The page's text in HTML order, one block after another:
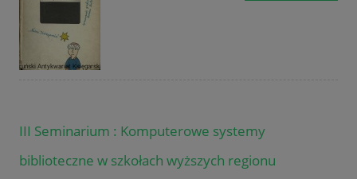
III Seminarium : Komputerowe systemy
biblioteczne w szkołach wyższych regionu